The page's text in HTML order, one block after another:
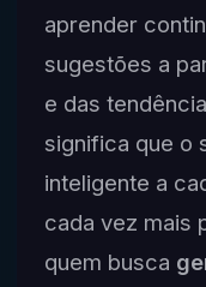
aprender
sugestões a
e das
significa que o
inteligente a
cada vez mais
quem busca